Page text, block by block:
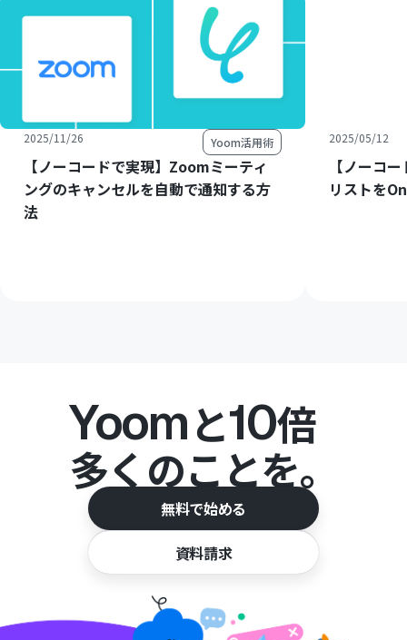
2025/11/26 Yoom活用術
【ノーコードで実現】Zoomミーティ
ングのキャンセルを自動で通知する方
法
2025/05/12
【ノーコ
リストを
Yoomと10倍
多くのことを。
無料で始める
資料請求